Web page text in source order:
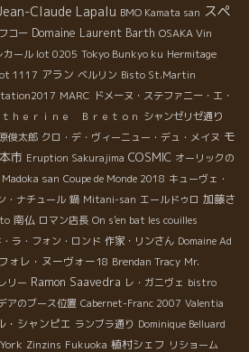
Claude Lapalu BMO Kamata san スペ
コー Domaine Laurent Barth OSAKA Vin
カール lot 0205 Tokyo Bunkyo ku Hermitage
1117 アラン ベルリン Bisto St.Martin
MARC ドメーヌ・ステファニー・エ・
ｔｈｅｒｉｎｅ Ｂｒｅｔｏｎ シャンゼリゼ通り
俊太郎 クロ・デ・ヴィーニュー・デュ・メイヌ モ
市 Eruption Sakurajima COSMIC オーリックの
san Coupe de Monde 2018 キューヴェ・
・ナチュール 鍋 Mitani-san エールドゥロ 加藤さ
南仏 ロマン店長 On s'en bat les couilles
ラ・フォン・ロンド 作家・リンさん Domaine Ad
ォレ・ヌーヴォー18 Brendan Tracy Mr.
リー Ramon Saavedra レ・ガニヴェ bistro
アのブース位置 Cabernet-Franc 2007 Valentia
・シャンピエ ランブラ通り Dominique Belluard
Zinzins Fukuoka 植村シェフ リショーム